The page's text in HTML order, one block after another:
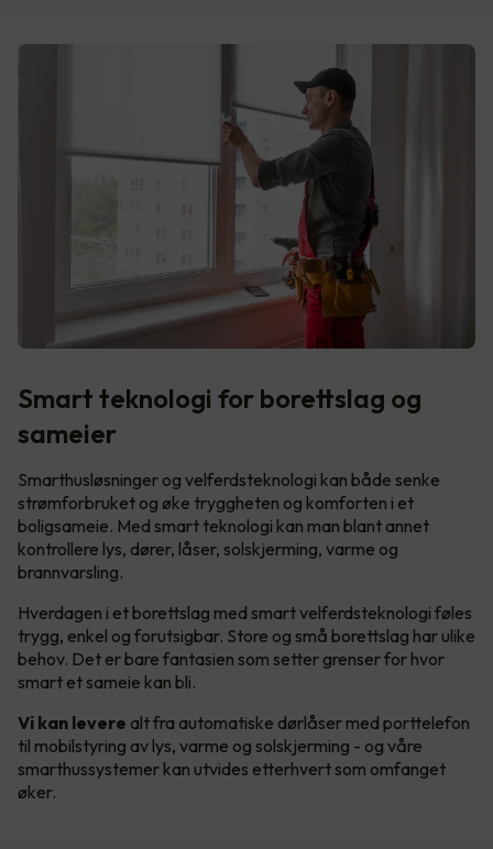
Smart teknologi for borettslag og
sameier
Smarthusløsninger og velferdsteknologi kan både senke
strømforbruket og øke tryggheten og komforten i et
boligsameie. Med smart teknologi kan man blant annet
kontrollere lys, dører, låser, solskjerming, varme og
brannvarsling.
Hverdagen i et borettslag med smart velferdsteknologi føles
trygg, enkel og forutsigbar. Store og små borettslag har ulike
behov. Det er bare fantasien som setter grenser for hvor
smart et sameie kan bli.
Vi kan levere alt fra automatiske dørlåser med porttelefon
til mobilstyring av lys, varme og solskjerming - og våre
smarthussystemer kan utvides etterhvert som omfanget
øker.